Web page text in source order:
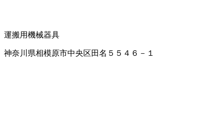
運搬用機械器具
神奈川県相模原市中央区田名５５４６－１